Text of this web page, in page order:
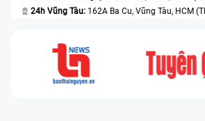
24h Vũng Tàu: 162A Ba Cu, Vũng Tàu, HCM